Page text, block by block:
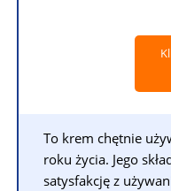
To krem chętnie
roku życia. Jego
satysfakcję z